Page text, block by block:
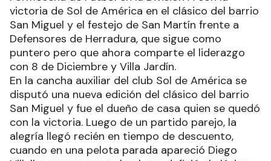
victoria de Sol de América en el clásico del barrio
San Miguel y el festejo de San Martín frente a
Defensores de Herradura, que sigue como
puntero pero que ahora comparte el liderazgo
con 8 de Diciembre y Villa Jardín.
En la cancha auxiliar del club Sol de América se
disputó una nueva edición del clásico del barrio
San Miguel y fue el dueño de casa quien se quedó
con la victoria. Luego de un partido parejo, la
alegría llegó recién en tiempo de descuento,
cuando en una pelota parada apareció Diego